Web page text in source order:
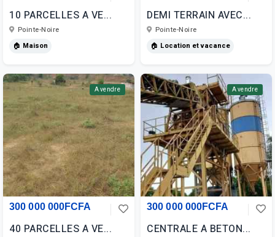
10 PARCELLES A VE...
Pointe-Noire
🏠 Maison
DEMI TERRAIN AVEC...
Pointe-Noire
🏠 Location et vacance
A vendre
300 000 000FCFA
40 PARCELLES A VE...
A vendre
300 000 000FCFA
CENTRALE A BETON...